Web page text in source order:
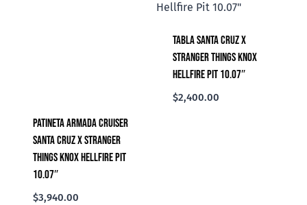
Patineta Armada Cruiser
Santa Cruz X Stranger
Things Knox Hellfire Pit
10.07″
$3,940.00
Tabla Santa Cruz X
Stranger Things Knox
Hellfire Pit 10.07″
$2,400.00